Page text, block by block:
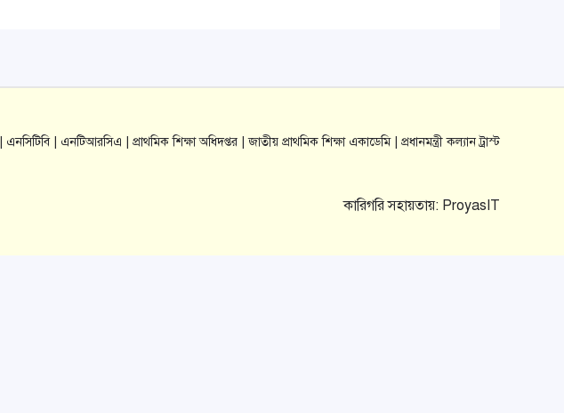
এনসিটিবি | এনটিআরসিএ | প্রাথমিক শিক্ষা অধিদপ্তর |জাতীয় প্রাথমিক শিক্ষা একাডেমি | প্রধানমন্ত্রী কল্যান ট্রাস্ট
কারিগরি সহায়তায়: ProyasIT